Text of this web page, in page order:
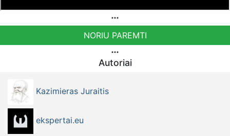
NORIU PAREMTI
Autoriai
Kazimieras Juraitis
ekspertai.eu